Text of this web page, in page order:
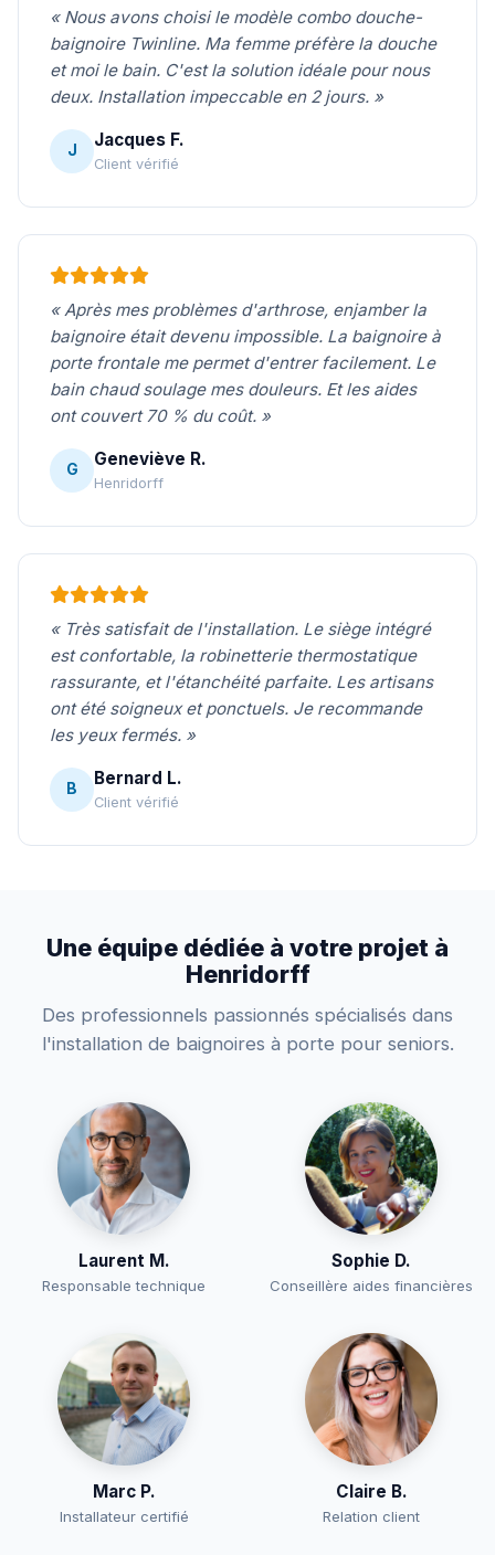
« Nous avons choisi le modèle combo douche-
baignoire Twinline. Ma femme préfère la douche
et moi le bain. C'est la solution idéale pour nous
deux. Installation impeccable en 2 jours. »
J Jacques F.
Client vérifié
« Après mes problèmes d'arthrose, enjamber la
baignoire était devenu impossible. La baignoire à
porte frontale me permet d'entrer facilement. Le
bain chaud soulage mes douleurs. Et les aides
ont couvert 70 % du coût. »
G Geneviève R.
Henridorff
« Très satisfait de l'installation. Le siège intégré
est confortable, la robinetterie thermostatique
rassurante, et l'étanchéité parfaite. Les artisans
ont été soigneux et ponctuels. Je recommande
les yeux fermés. »
B Bernard L.
Client vérifié
Une équipe dédiée à votre projet à
Henridorff
Des professionnels passionnés spécialisés dans
l'installation de baignoires à porte pour seniors.
Laurent M.
Responsable technique
Sophie D.
Conseillère aides financières
Marc P.
Installateur certifié
Claire B.
Relation client